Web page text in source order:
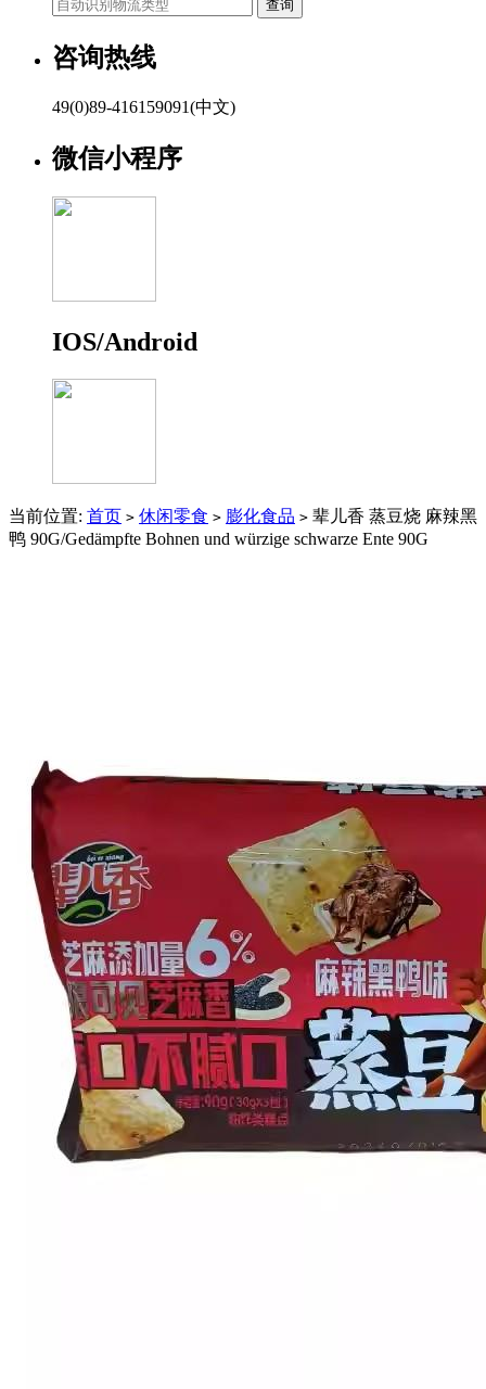
咨询热线
49(0)89-416159091(中文)
微信小程序
IOS/Android
当前位置: 首页 > 休闲零食 > 膨化食品 > 辈儿香 蒸豆烧 麻辣黑
鸭 90G/Gedämpfte Bohnen und würzige schwarze Ente 90G